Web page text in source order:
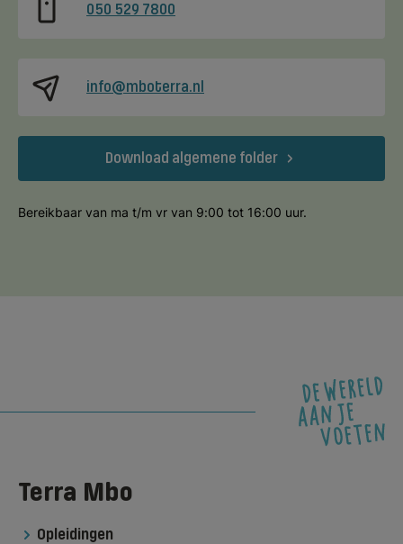
050 529 7800
info@mboterra.nl
Download algemene folder
Bereikbaar van ma t/m vr van 9:00 tot 16:00 uur.
Terra Mbo
Opleidingen